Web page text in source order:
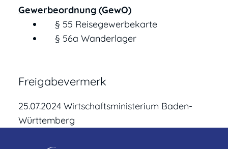
Gewerbeordnung (GewO)
§ 55 Reisegewerbekarte
§ 56a Wanderlager
Freigabevermerk
25.07.2024 Wirtschaftsministerium Baden-
Württemberg